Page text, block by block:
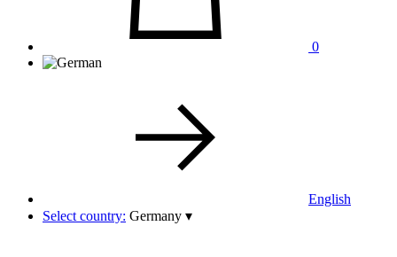
0
English
Select country: Germany ▾